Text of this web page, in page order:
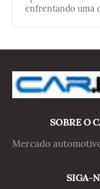
enfrentando uma
SOBRE O
Mercado
SIGA-